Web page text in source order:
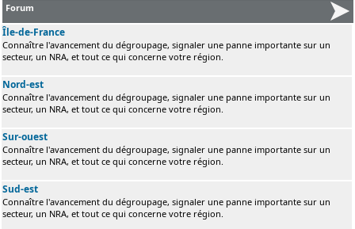
Forum
Île-de-France
Connaître l'avancement du dégroupage, signaler une panne importante sur un
secteur, un NRA, et tout ce qui concerne votre région.
Nord-est
Connaître l'avancement du dégroupage, signaler une panne importante sur un
secteur, un NRA, et tout ce qui concerne votre région.
Sur-ouest
Connaître l'avancement du dégroupage, signaler une panne importante sur un
secteur, un NRA, et tout ce qui concerne votre région.
Sud-est
Connaître l'avancement du dégroupage, signaler une panne importante sur un
secteur, un NRA, et tout ce qui concerne votre région.